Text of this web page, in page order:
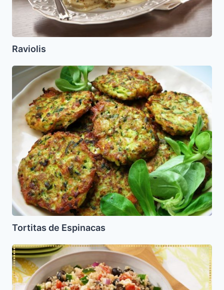
Raviolis
Tortitas
Espinacas
Tortitas de Espinacas
Ensalada
de
Quinoa